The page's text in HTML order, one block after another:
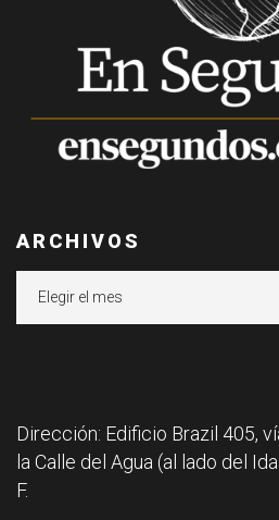
ARCHIVOS
Dirección: Edificio Brazil 405,
la Calle del Agua (al lado del
F.